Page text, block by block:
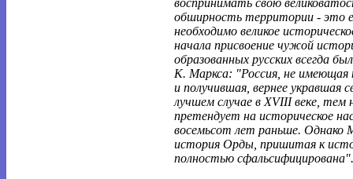
воспринимать свою
обширность территории - это
необходимо великое
начала присвоение чужой
образованных русских всегда
К. Маркса: "Россия, не имеющая
и получившая, вернее укравшая
лучшем случае в XVIII веке, тем
претендует на историческое
восемьсот лет раньше. Однако
история Орды, пришитая к
полностью сфальсифицирована".